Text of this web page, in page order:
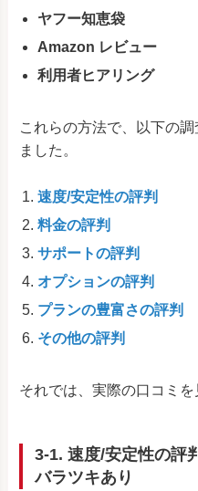
ヤフー知恵袋
Amazon レビュー
利用者ヒアリング
これらの方法で、以下の
ました。
速度/安定性の評判
料金の評判
サポートの評判
オプションの評判
プランの豊富さの評判
その他の評判
それでは、実際の口コミを
3-1. 速度/安定性の評
バラツキあり